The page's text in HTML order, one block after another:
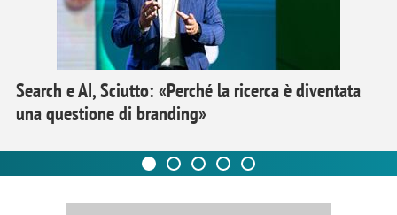
Search e AI, Sciutto: «Perché la ricerca è diventata
una questione di branding»